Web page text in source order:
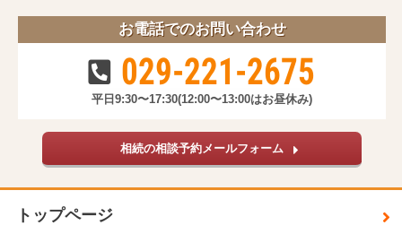
お電話でのお問い合わせ
029-221-2675
平日9:30〜17:30(12:00〜13:00はお昼休み)
相続の相談予約メールフォーム
トップページ